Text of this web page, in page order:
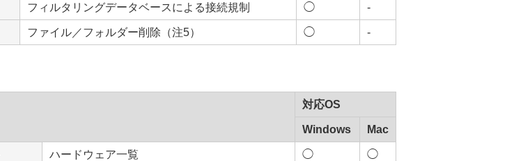
フィルタリングデータベースによる接続規制 ◯ -
ファイル／フォルダー削除（注5） ◯ -
対応OS
Windows Mac
ハードウェア一覧 ◯ ◯